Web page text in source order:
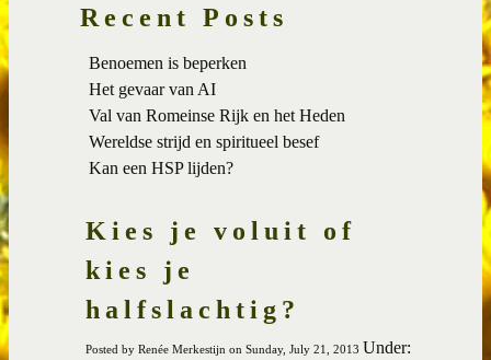
Recent Posts
Benoemen is beperken
Het gevaar van AI
Val van Romeinse Rijk en het Heden
Wereldse strijd en spiritueel besef
Kan een HSP lijden?
Kies je voluit of
kies je
halfslachtig?
Posted by Renée Merkestijn on Sunday, July 21, 2013 Under: